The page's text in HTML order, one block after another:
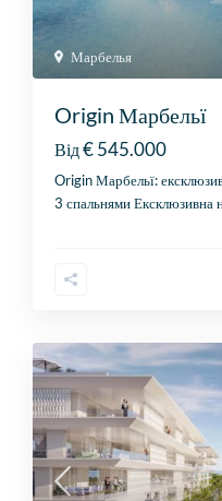
Марбелья
Origin Марбельї
Від€ 545.000
Origin Марбельї:
3 спальнями Ексклюзивна